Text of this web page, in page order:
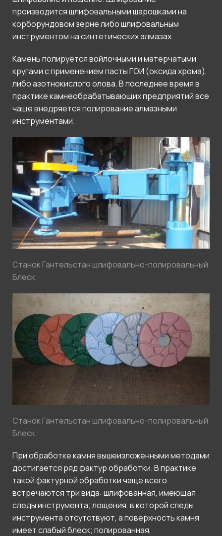
производится шлифовальными шарошками на
корборундовом зерне либо шлифовальным
инструментом на синтетических алмазах.
Камень полируется войлочными и матерчатыми
кругами с применением пасты ГОИ (оксида хрома),
либо азотнокислого олова. В последнее время в
практике камнеобрабатывающих предприятий все
чаще внедряется полирование алмазными
инструментами.
Станок Гантельстан шлифовально-полировальный
Блеск
Станок Гантельстан шлифовально-полировальный
Блеск
При обработке камня вышеизложенными методами
достигается ряд фактур обработки. В практике
такой фактурной обработки чаще всего
встречаются три вида: шлифованная, имеющая
следы инструмента; лощения, в которой следы
инструмента отсутствуют, а поверхность камня
имеет слабый блеск; полированная,